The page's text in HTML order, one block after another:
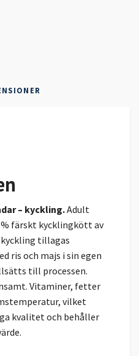
– kyckling.Adult
färskt kycklingkött av
tillagas
ris och majs i sin egen
till processen.
Vitaminer, fetter
vilket
kvalitet och behåller